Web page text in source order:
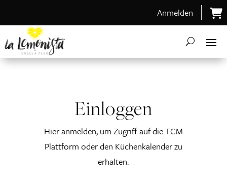
Anmelden
Einloggen
Hier anmelden, um Zugriff auf die TCM
Plattform oder den Küchenkalender zu
erhalten.